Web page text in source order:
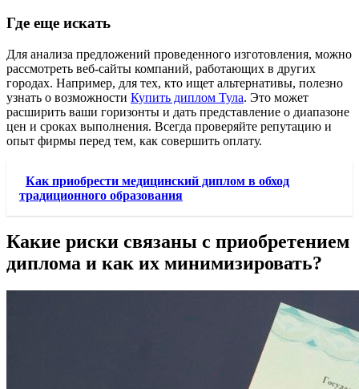
Где еще искать
Для анализа предложений проведенного изготовления, можно
рассмотреть веб-сайты компаний, работающих в других
городах. Например, для тех, кто ищет альтернативы, полезно
узнать о возможности Купить диплом Тула. Это может
расширить ваши горизонты и дать представление о диапазоне
цен и сроках выполнения. Всегда проверяйте репутацию и
опыт фирмы перед тем, как совершить оплату.
Как приобрести медицинский диплом в обход
традиционного образования
Какие риски связаны с приобретением
диплома и как их минимизировать?